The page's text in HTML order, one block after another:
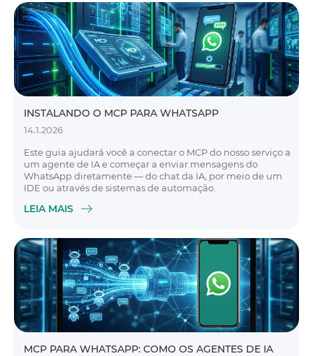
INSTALANDO O MCP PARA WHATSAPP
14.1.2026
Este guia ajudará você a conectar o MCP do nosso serviço a
um agente de IA e começar a enviar mensagens do
WhatsApp diretamente — do chat da IA, por meio de um
IDE ou através de sistemas de automação.
LEIA MAIS
MCP PARA WHATSAPP: COMO OS AGENTES DE IA